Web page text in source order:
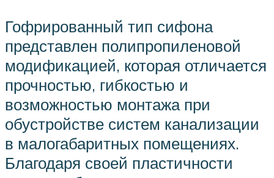
Гофрированный тип сифона
представлен полипропиленовой
модификацией, которая отличается
прочностью, гибкостью и
возможностью монтажа при
обустройстве систем канализации
в малогабаритных помещениях.
Благодаря своей пластичности